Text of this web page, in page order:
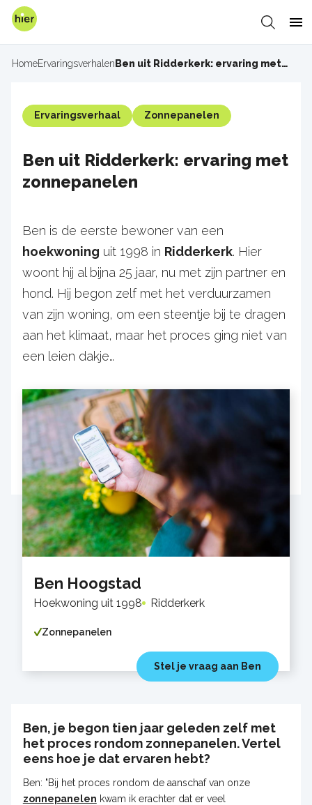
Overslaan
Zoeken
Kruimelpad
HomeErvaringsverhalen Ben uit Ridderkerk: ervaring met zonnepanelen
Ervaringsverhaal Zonnepanelen
Ben uit Ridderkerk: ervaring met
zonnepanelen
Ben is de eerste bewoner van een
hoekwoning uit 1998 in Ridderkerk. Hier
woont hij al bijna 25 jaar, nu met zijn partner en
hond. Hij begon zelf met het verduurzamen
van zijn woning, om een steentje bij te dragen
aan het klimaat, maar het proces ging niet van
een leien dakje…
Ben Hoogstad
Hoekwoning uit 1998 Ridderkerk
Zonnepanelen
Stel je vraag aan Ben
Ben, je begon tien jaar geleden zelf met
het proces rondom zonnepanelen. Vertel
eens hoe je dat ervaren hebt?
Ben: "Bij het proces rondom de aanschaf van onze
zonnepanelen kwam ik erachter dat er veel